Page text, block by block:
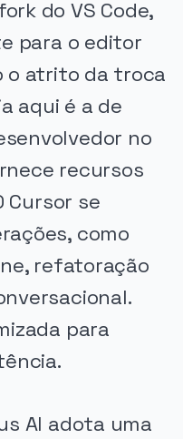
do VS Code,
para o editor
o atrito da troca
aqui é a de
no
recursos
Cursor se
como
refatoração
para
AI adota uma